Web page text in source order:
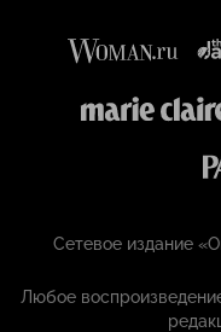
Сетевое издание
Любое